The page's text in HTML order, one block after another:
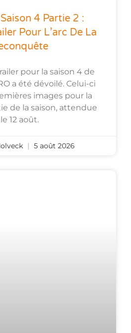
4 Partie 2 :
Pour L’arc De La
pour la saison 4 de
a été dévoilé. Celui-ci
images pour la
de la saison, attendue
le 12 août.
5 août 2026